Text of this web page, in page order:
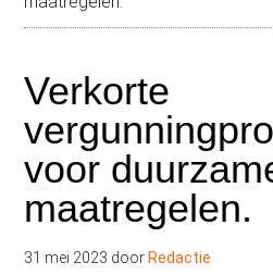
Verkorte
voor
maatregelen.
31 mei 2023 door Redactie